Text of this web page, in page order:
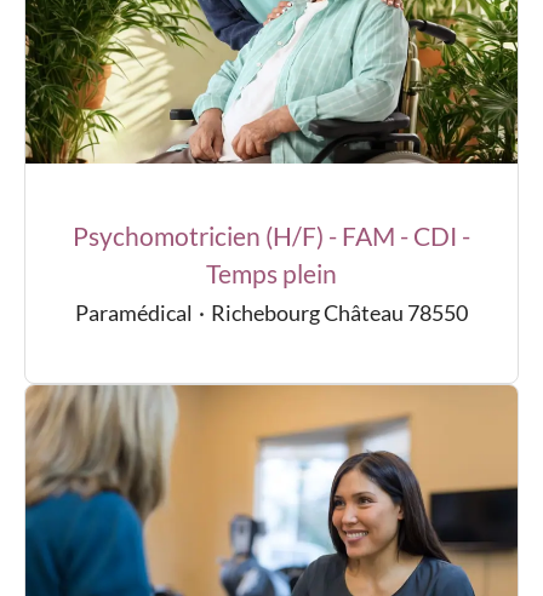
Psychomotricien (H/F) - FAM - CDI -
Temps plein
Paramédical · Richebourg Château 78550